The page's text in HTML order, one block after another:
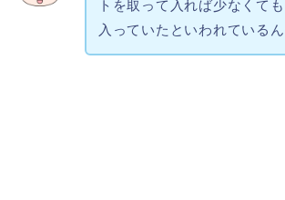
トを取って入れば少なくて
入っていたといわれている